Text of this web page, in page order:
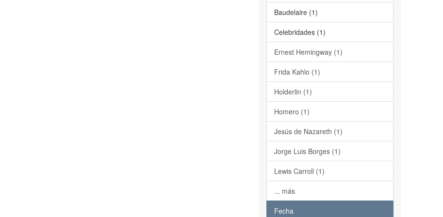
Baudelaire (1)
Celebridades (1)
Ernest Hemingway (1)
Frida Kahlo (1)
Holderlin (1)
Homero (1)
Jesús de Nazareth (1)
Jorge Luis Borges (1)
Lewis Carroll (1)
... más
Fecha